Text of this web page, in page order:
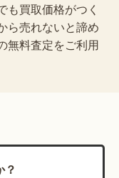
も買取価格がつく
ら売れないと諦め
無料査定をご利用
？